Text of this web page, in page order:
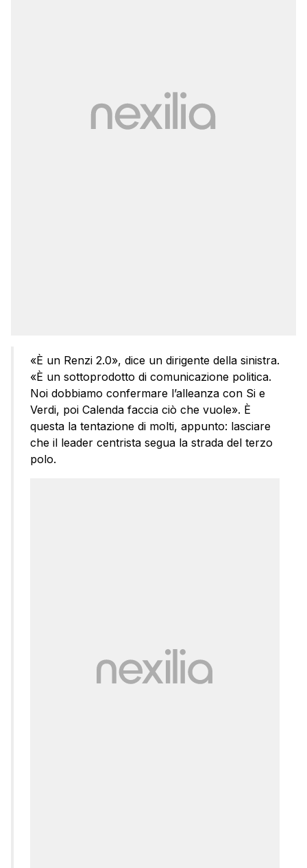
«È un Renzi 2.0», dice un dirigente della sinistra.
«È un sottoprodotto di comunicazione politica.
Noi dobbiamo confermare l’alleanza con Si e
Verdi, poi Calenda faccia ciò che vuole». È
questa la tentazione di molti, appunto: lasciare
che il leader centrista segua la strada del terzo
polo.